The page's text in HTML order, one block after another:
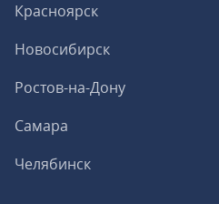
Красноярск
Новосибирск
Ростов-на-Дону
Самара
Челябинск